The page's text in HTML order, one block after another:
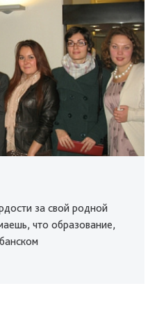
за свой родной
что образование,